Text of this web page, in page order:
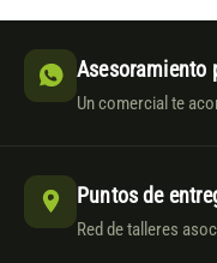
Asesoramiento
Un comercial te
Puntos de
Red de talleres